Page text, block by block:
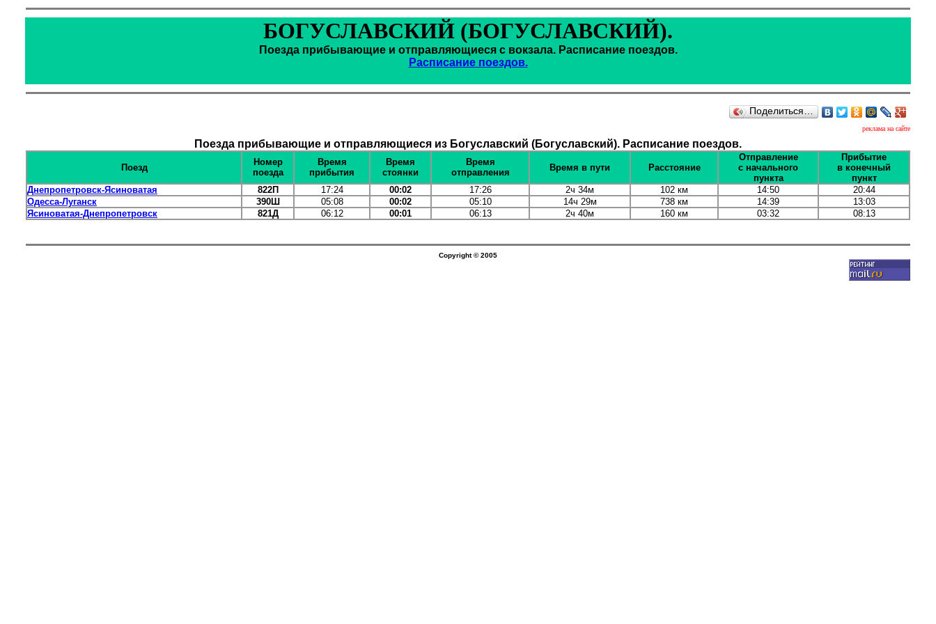
БОГУСЛАВСКИЙ (БОГУСЛАВСКИЙ).
Поезда прибывающие и отправляющиеся с вокзала. Расписание поездов.
Расписание поездов.
Поделиться…
реклама на сайте
Поезда прибывающие и отправляющиеся из Богуславский (Богуславский). Расписание поездов.
Поезд
Номер
поезда
Время
прибытия
Время
стоянки
Время
отправления
Время в пути Расстояние
Отправление
с начального
пункта
Прибытие
в конечный
пункт
Днепропетровск-Ясиноватая
822П 17:24 00:02 17:26 2ч 34м 102 км 14:50
20:44
Одесса-Луганск
390Ш 05:08 00:02 05:10 14ч 29м 738 км 14:39
13:03
Ясиноватая-Днепропетровск
821Д 06:12 00:01 06:13 2ч 40м 160 км 03:32 08:13
Copyright © 2005